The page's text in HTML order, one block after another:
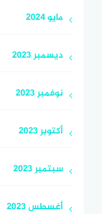
مايو 2024
ديسمبر 2023
نوفمبر 2023
أكتوبر 2023
سبتمبر 2023
أغسطس 2023